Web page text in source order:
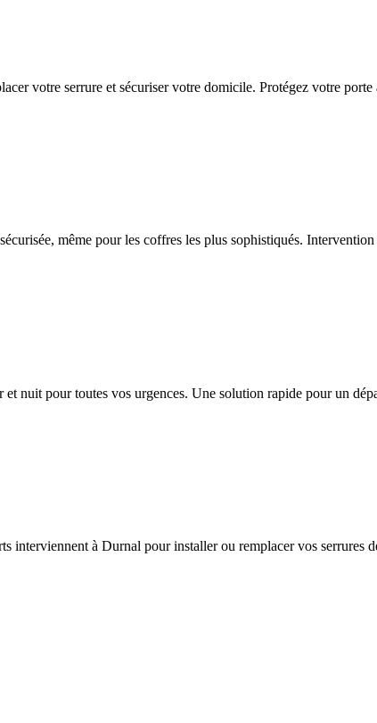
votre serrure et sécuriser votre domicile. Protégez votre porte
même pour les coffres les plus sophistiqués.
nuit pour toutes vos urgences. Une solution rapide pour un
interviennent à Durnal pour installer ou remplacer vos serrures